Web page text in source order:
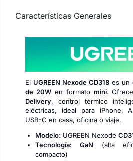
Características Generales
El UGREEN Nexode CD318 es un
de 20Wen formato mini.
Delivery, control térmico
eléctricas, ideal para iPhone,
USB-C en casa, oficina o viaje.
Modelo: UGREEN Nexode
Tecnología:
GaN (alta
compacto)